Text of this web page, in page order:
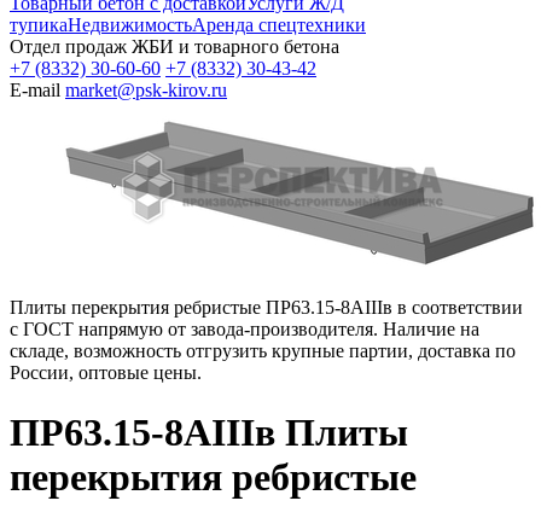
тупикаНедвижимостьАренда спецтехники
Отдел продаж ЖБИ и товарного бетона
+7 (8332) 30-60-60 +7 (8332) 30-43-42
E-mail market@psk-kirov.ru
Плиты перекрытия ребристые ПР63.15-8АIIIв в соответствии
с ГОСТ напрямую от завода-производителя. Наличие на
складе, возможность отгрузить крупные партии, доставка по
России, оптовые цены.
ПР63.15-8АIIIв Плиты
перекрытия ребристые